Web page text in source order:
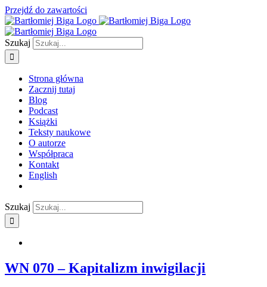
Przejdź do zawartości
Szukaj
Strona główna
Zacznij tutaj
Blog
Podcast
Książki
Teksty naukowe
O autorze
Współpraca
Kontakt
English
Szukaj
WN 070 – Kapitalizm inwigilacji